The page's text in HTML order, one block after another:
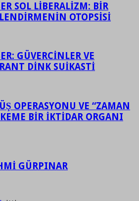
SOL LİBERALİZM: BİR
OTOPSİSİ
GÜVERCİNLER VE
DİNK SUİKASTİ
OPERASYONU VE “ZAMAN
BİR İKTİDAR ORGANI
GÜRPINAR